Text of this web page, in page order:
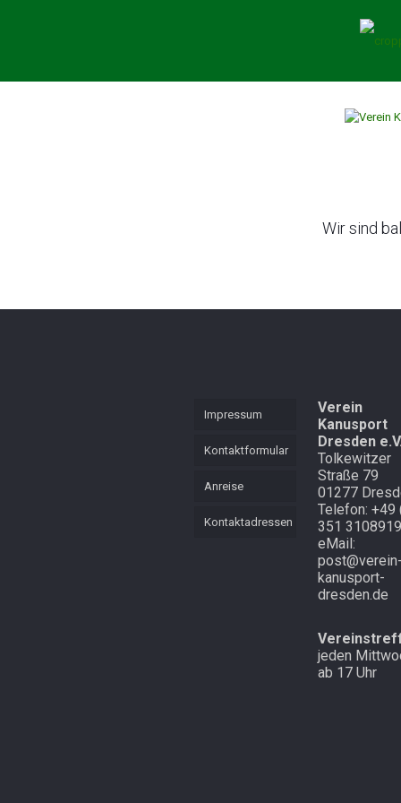
Wir sind
Impressum
Kontaktformular
Anreise
Kontaktadressen
Verein
Kanusport
Dresden
Tolkewitzer
Straße 79
01277
Telefon: +49
351 3108919
eMail:
kanusport-
dresden.de
jeden
ab 17 Uhr